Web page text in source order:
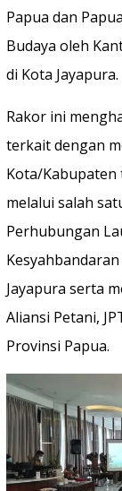
Papua dan
Budaya oleh
di Kota Jayapura.
Rakor ini
terkait dengan
Kota/
melalui salah
Perhubungan
Jayapura serta
Aliansi Petani,
Provinsi Papua.